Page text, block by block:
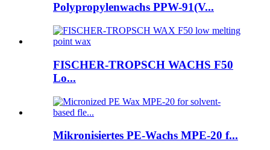
Polypropylenwachs PPW-91(V...
FISCHER-TROPSCH WACHS F50
Lo...
Mikronisiertes PE-Wachs MPE-20 f...